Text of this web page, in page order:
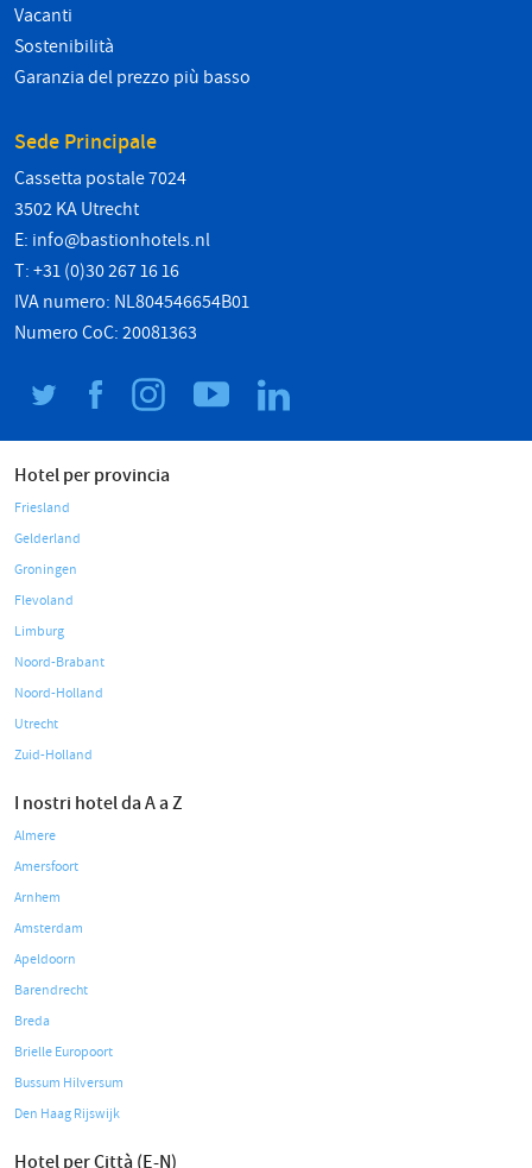
Vacanti
Sostenibilità
Garanzia del prezzo più basso
Sede Principale
Cassetta postale 7024
3502 KA Utrecht
E: info@bastionhotels.nl
T: +31 (0)30 267 16 16
IVA numero: NL804546654B01
Numero CoC: 20081363
Hotel per provincia
Friesland
Gelderland
Groningen
Flevoland
Limburg
Noord-Brabant
Noord-Holland
Utrecht
Zuid-Holland
I nostri hotel da A a Z
Almere
Amersfoort
Arnhem
Amsterdam
Apeldoorn
Barendrecht
Breda
Brielle Europoort
Bussum Hilversum
Den Haag Rijswijk
Hotel per Città (E-N)